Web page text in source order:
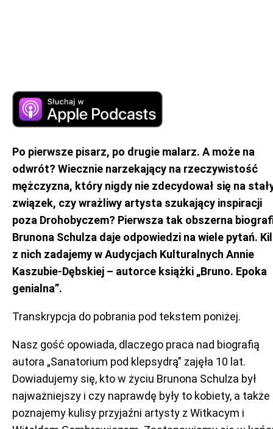
Po pierwsze pisarz, po drugie malarz. A może na
odwrót? Wiecznie narzekający na rzeczywistość
mężczyzna, który nigdy nie zdecydował się na
związek, czy wrażliwy artysta szukający inspiracji
poza Drohobyczem? Pierwsza tak obszerna
Brunona Schulza daje odpowiedzi na wiele pytań.
z nich zadajemy w Audycjach Kulturalnych Annie
Kaszubie-Dębskiej – autorce książki „Bruno. Epoka
genialna”.
Transkrypcja do pobrania pod tekstem poniżej.
Nasz gość opowiada, dlaczego praca nad biografią
autora „Sanatorium pod klepsydrą” zajęła 10 lat.
Dowiadujemy się, kto w życiu Brunona Schulza był
najważniejszy i czy naprawdę były to kobiety, a także
poznajemy kulisy przyjaźni artysty z Witkacym i